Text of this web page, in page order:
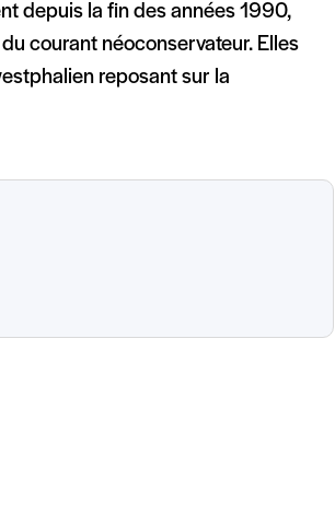
depuis la fin des années 1990,
courant néoconservateur. Elles
reposant sur la